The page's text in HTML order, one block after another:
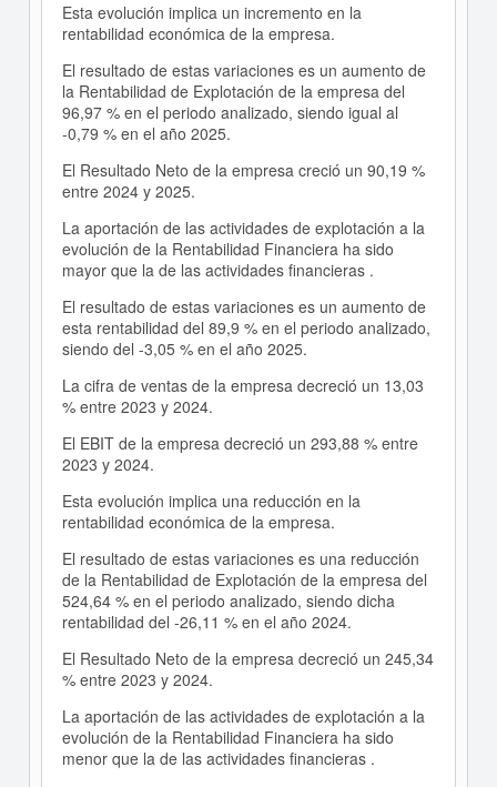
Esta evolución implica un incremento en la
rentabilidad económica de la empresa.
El resultado de estas variaciones es un aumento de
la Rentabilidad de Explotación de la empresa del
96,97 % en el periodo analizado, siendo igual al
-0,79 % en el año 2025.
El Resultado Neto de la empresa creció un 90,19 %
entre 2024 y 2025.
La aportación de las actividades de explotación a la
evolución de la Rentabilidad Financiera ha sido
mayor que la de las actividades financieras .
El resultado de estas variaciones es un aumento de
esta rentabilidad del 89,9 % en el periodo analizado,
siendo del -3,05 % en el año 2025.
La cifra de ventas de la empresa decreció un 13,03
% entre 2023 y 2024.
El EBIT de la empresa decreció un 293,88 % entre
2023 y 2024.
Esta evolución implica una reducción en la
rentabilidad económica de la empresa.
El resultado de estas variaciones es una reducción
de la Rentabilidad de Explotación de la empresa del
524,64 % en el periodo analizado, siendo dicha
rentabilidad del -26,11 % en el año 2024.
El Resultado Neto de la empresa decreció un 245,34
% entre 2023 y 2024.
La aportación de las actividades de explotación a la
evolución de la Rentabilidad Financiera ha sido
menor que la de las actividades financieras .